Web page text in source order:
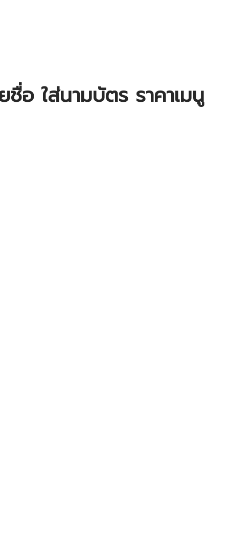
อ ใส่นามบัตร ราคาเมนู